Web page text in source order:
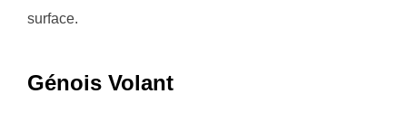
surface.
Génois Volant